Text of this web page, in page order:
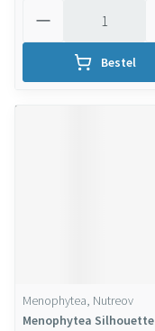
Bestel
Menophytea, Nutreov
Menophytea Silhouette